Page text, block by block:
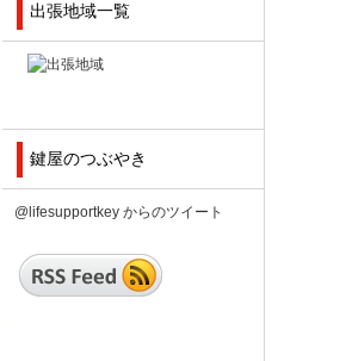
出張地域一覧
鍵屋のつぶやき
@lifesupportkey からのツイート